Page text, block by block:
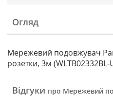
Огляд
Мережевий подовжувач
розетки, 3м (WLTB02332BL-
Відгуки про Мережевий